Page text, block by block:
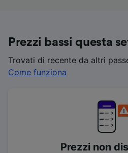
Prezzi bassi questa
Trovati di recente da altri
Come funziona
Prezzi non